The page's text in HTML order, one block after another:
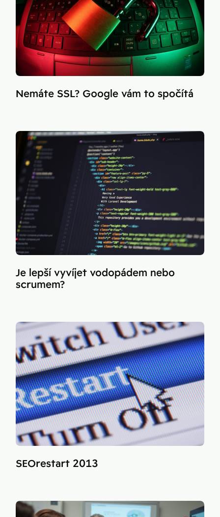
Nemáte SSL? Google vám to spočítá
Je lepší vyvíjet vodopádem nebo
scrumem?
SEOrestart 2013